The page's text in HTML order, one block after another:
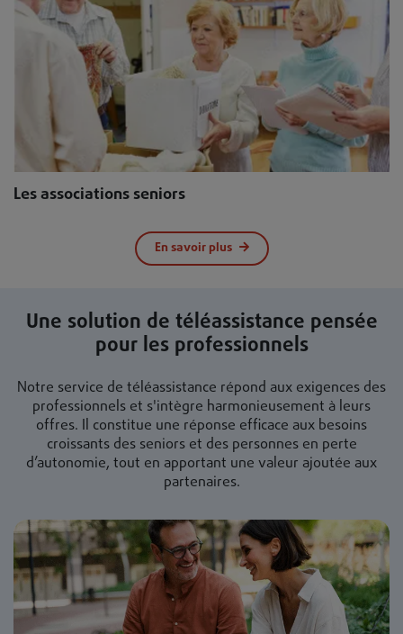
Les associations seniors
En savoir plus
Une solution de téléassistance pensée
pour les professionnels
Notre service de téléassistance répond aux exigences des
professionnels et s'intègre harmonieusement à leurs
offres. Il constitue une réponse efficace aux besoins
croissants des seniors et des personnes en perte
d’autonomie, tout en apportant une valeur ajoutée aux
partenaires.